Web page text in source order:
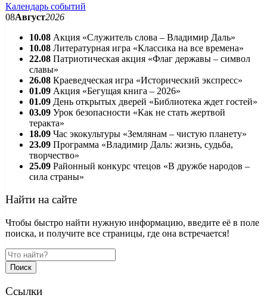
Календарь событий
08Август2026
10.08 Акция «Служитель слова – Владимир Даль»
10.08 Литературная игра «Классика на все времена»
22.08 Патриотическая акция «Флаг державы – символ
славы»
26.08 Краеведческая игра «Исторический экспресс»
01.09 Акция «Бегущая книга – 2026»
01.09 День открытых дверей «Библиотека ждет гостей»
03.09 Урок безопасности «Как не стать жертвой
теракта»
18.09 Час экокультуры «Землянам – чистую планету»
23.09 Программа «Владимир Даль: жизнь, судьба,
творчество»
25.09 Районный конкурс чтецов «В дружбе народов –
сила страны»
Найти на сайте
Чтобы быстро найти нужную информацию, введите её в поле
поиска, и получите все страницы, где она встречается!
Поиск
Ссылки